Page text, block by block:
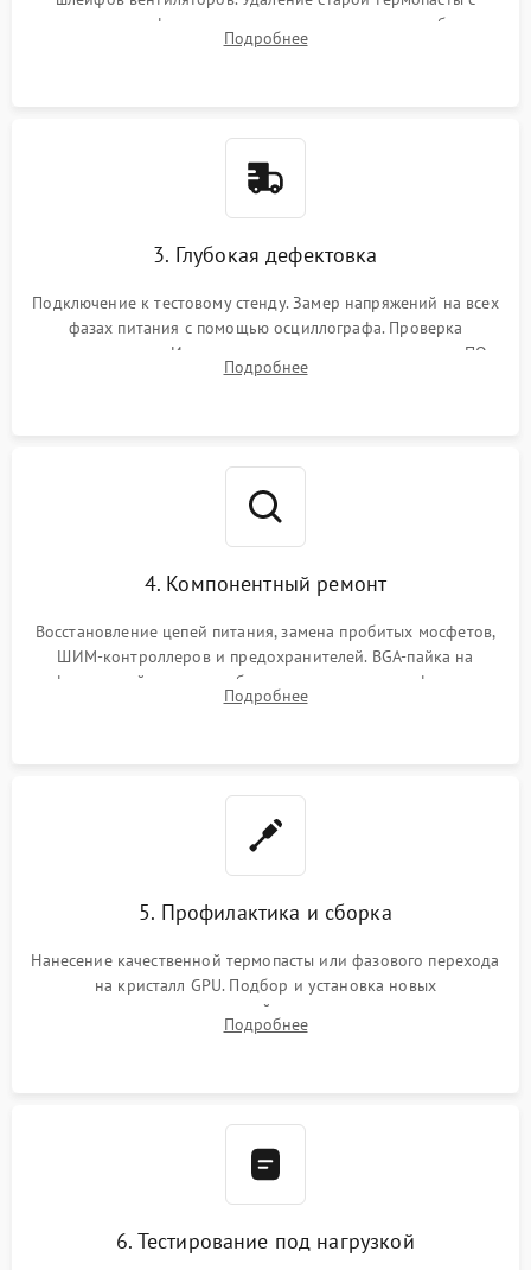
кристалла графического чипа и термопрокладок с банок
памяти и зоны VRM. Очистка платы от пыли и окислов.
Подробнее
3. Глубокая дефектовка
Подключение к тестовому стенду. Замер напряжений на всех
фазах питания с помощью осциллографа. Проверка
инициализации. Использование специализированного ПО
MATS
Подробнее
4. Компонентный ремонт
Восстановление цепей питания, замена пробитых мосфетов,
ШИМ-контроллеров и предохранителей. BGA-пайка на
инфракрасной станции реболлинг или замена графического
чипа и дефектной памяти GDDR. Прошивка BIOS
Подробнее
5. Профилактика и сборка
Нанесение качественной термопасты или фазового перехода
на кристалл GPU. Подбор и установка новых
термопрокладок правильной толщины на память и цепи
питания. Монтаж радиатора и бэкплейта, подключение и
Подробнее
6. Тестирование под нагрузкой